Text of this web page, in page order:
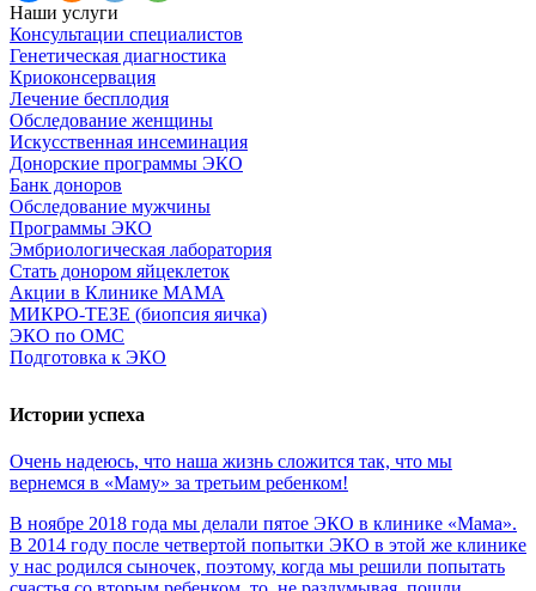
Наши услуги
Консультации специалистов
Генетическая диагностика
Криоконсервация
Лечение бесплодия
Обследование женщины
Искусственная инсеминация
Донорские программы ЭКО
Банк доноров
Обследование мужчины
Программы ЭКО
Эмбриологическая лаборатория
Стать донором яйцеклеток
Акции в Клинике МАМА
МИКРО-ТЕЗЕ (биопсия яичка)
ЭКО по ОМС
Подготовка к ЭКО
Истории успеха
Очень надеюсь, что наша жизнь сложится так, что мы
вернемся в «Маму» за третьим ребенком!
В ноябре 2018 года мы делали пятое ЭКО в клинике «Мама».
В 2014 году после четвертой попытки ЭКО в этой же клинике
у нас родился сыночек, поэтому, когда мы решили попытать